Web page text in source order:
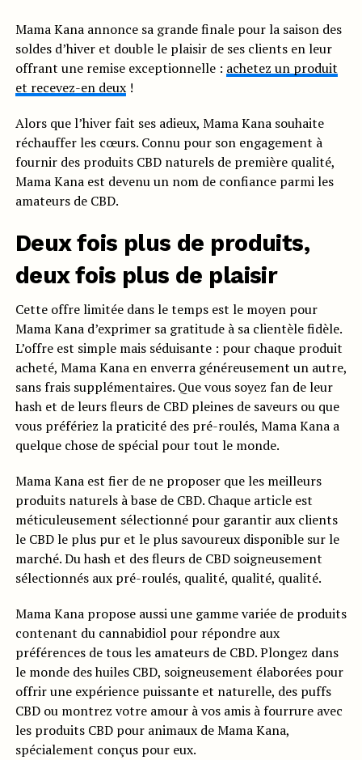
Mama Kana annonce sa grande finale pour la saison des
soldes d’hiver et double le plaisir de ses clients en leur
offrant une remise exceptionnelle : achetez un produit
et recevez-en deux!
Alors que l’hiver fait ses adieux, Mama Kana souhaite
réchauffer les cœurs. Connu pour son engagement à
fournir des produits CBD naturels de première qualité,
Mama Kana est devenu un nom de confiance parmi les
amateurs de CBD.
Deux fois plus de produits,
deux fois plus de plaisir
Cette offre limitée dans le temps est le moyen pour
Mama Kana d’exprimer sa gratitude à sa clientèle fidèle.
L’offre est simple mais séduisante : pour chaque produit
acheté, Mama Kana en enverra généreusement un autre,
sans frais supplémentaires. Que vous soyez fan de leur
hash et de leurs fleurs de CBD pleines de saveurs ou que
vous préfériez la praticité des pré-roulés, Mama Kana a
quelque chose de spécial pour tout le monde.
Mama Kana est fier de ne proposer que les meilleurs
produits naturels à base de CBD. Chaque article est
méticuleusement sélectionné pour garantir aux clients
le CBD le plus pur et le plus savoureux disponible sur le
marché. Du hash et des fleurs de CBD soigneusement
sélectionnés aux pré-roulés, qualité, qualité, qualité.
Mama Kana propose aussi une gamme variée de produits
contenant du cannabidiol pour répondre aux
préférences de tous les amateurs de CBD. Plongez dans
le monde des huiles CBD, soigneusement élaborées pour
offrir une expérience puissante et naturelle, des puffs
CBD ou montrez votre amour à vos amis à fourrure avec
les produits CBD pour animaux de Mama Kana,
spécialement conçus pour eux.